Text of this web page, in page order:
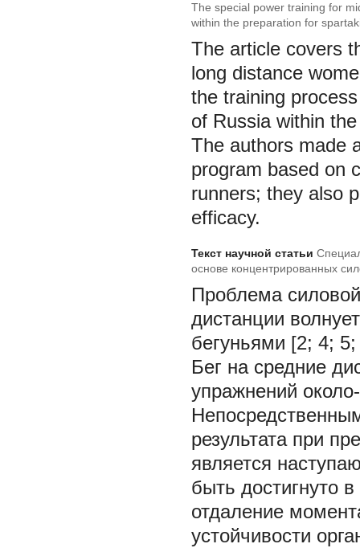
The special power training for
within the preparation for
The article covers
long distance
the training
of Russia within
The authors made
program based on
runners; they also
efficacy.
Текст научной статьи
основе концентрированных
Проблема
дистанции
бегуньями [2; 4;
Бег на средние
упражнений
результата при
является
быть достигнуто
отдаление
устойчивости